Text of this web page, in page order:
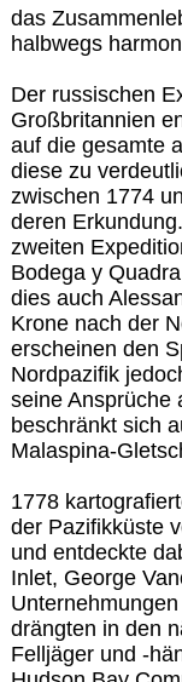
das
halbwegs
Der russischen
Großbritannien
auf die gesamte
diese zu
zwischen 1774
deren
zweiten
Bodega y
dies auch
Krone nach der
erscheinen den
Nordpazifik
seine Ansprüche
beschränkt sich
Malaspina-
1778
der Pazifikküste
und entdeckte
Inlet, George
drängten in den
Felljäger und -